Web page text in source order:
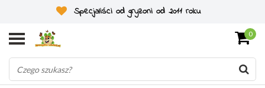
Specjaliści od gryzoni od 2011 roku
0